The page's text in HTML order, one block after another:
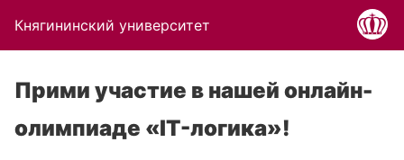
Княгининский университет
Прими участие в нашей онлайн-
олимпиаде «IT-логика»!